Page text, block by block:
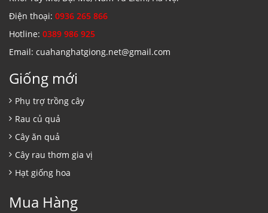
Điện thoại: 0936 265 866
Hotline: 0389 986 925
Email: cuahanghatgiong.net@gmail.com
Giống mới
Phụ trợ trồng cây
Rau củ quả
Cây ăn quả
Cây rau thơm gia vị
Hạt giống hoa
Mua Hàng